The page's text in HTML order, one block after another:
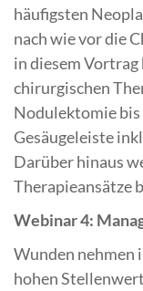
häufigsten
nach wie vor die
in diesem
chirurgischen
Nodulektomie
Gesäugeleiste
Darüber hinaus
Therapieansätze
Webinar 4:
Wunden nehmen
hohen